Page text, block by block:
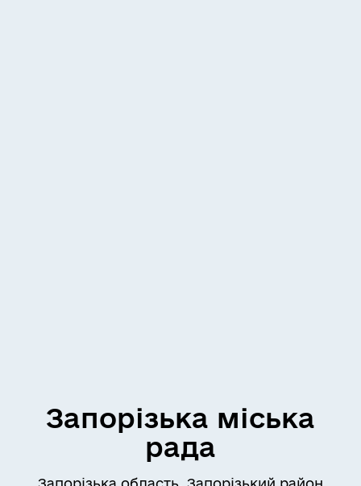
Запорізька міська
рада